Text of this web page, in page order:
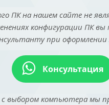
ПК на нашем сайте не
конфигурации ПК
при оформлении
Консультация
выбором компьютера мы